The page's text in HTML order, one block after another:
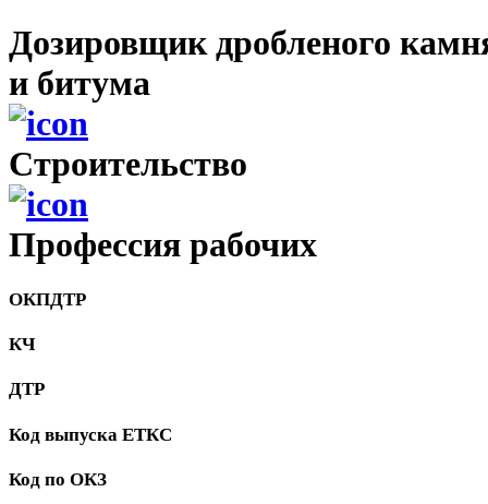
Дозировщик дробленого
и битума
Cтроительство
Профессия рабочих
ОКПДТР
КЧ
ДТР
Код выпуска ЕТКС
Код по ОКЗ